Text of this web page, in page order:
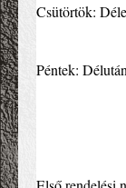
Csütörtök:
Péntek: Délután